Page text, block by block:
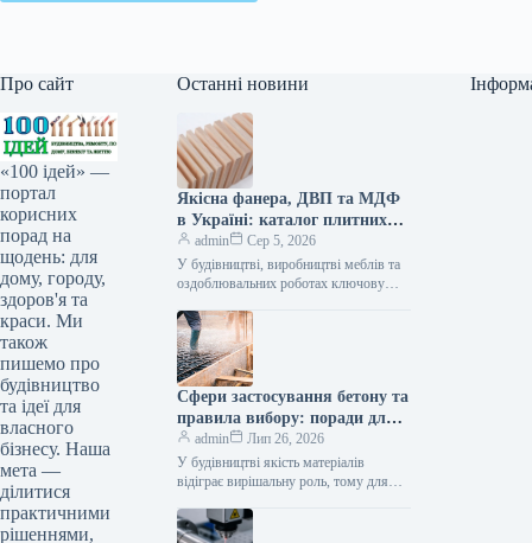
Про сайт
«100 ідей» —
портал
корисних
порад на
щодень: для
дому, городу,
здоров'я та
краси. Ми
також
пишемо про
будівництво
та ідеї для
власного
бізнесу. Наша
мета —
ділитися
практичними
рішеннями,
Останні новини
Якісна фанера, ДВП та МДФ
в Україні: каталог плитних
матеріалів від «ВІН-ВУД»
admin
Сер 5, 2026
У будівництві, виробництві меблів та
оздоблювальних роботах ключову
сировини. Компанія «ВІН-ВУД» уже
тривалий час займається…
Сфери застосування бетону та
правила вибору: поради для
приватного й промислового
будівництва
admin
Лип 26, 2026
У будівництві якість матеріалів
відіграє вирішальну роль, тому для
обирати перевірених виробників, таких
як компанія Промбудцентр,…